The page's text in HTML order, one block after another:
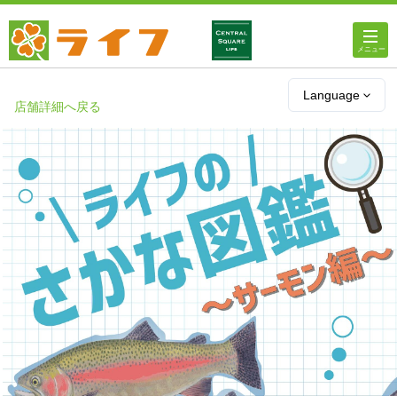
Language
店舗・チラシ情報
ライフのオンラインストア
ライフ ネットスーパー
企業情報
IR情報
店舗詳細へ戻る